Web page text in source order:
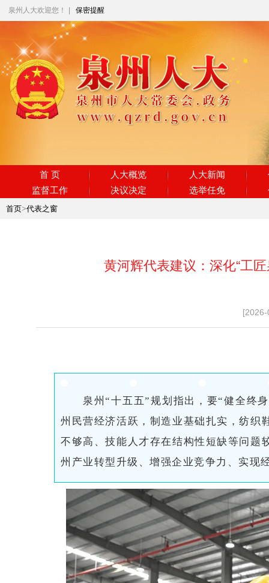
泉州人大欢迎您！ 保密提醒
首 页 人大概览 人大新闻
监督工作
决议决定 选举任免
首页>代表之窗
黄河辉代表建议：深化“工
泉州“十五五”规划指出，要“健全终
州民营经济活跃，制造业基础扎实，纺织
不够高、技能人才存在结构性短缺等问题
州产业转型升级、增强企业竞争力、实现